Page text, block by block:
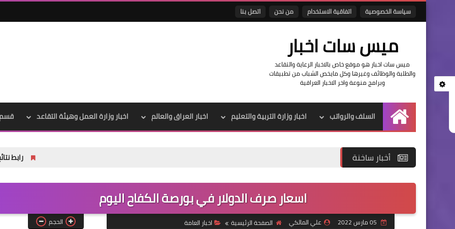
سياسة الخصوصية اتفاقية الاستخدام من نحن اتصل بنا
ميس سات اخبار
ميس سات اخبار هو موقع خاص بالاخبار الرعاية والتقاعد
والطلبة والوظائف وغيرها وكل مايخص الشباب من تطبيقات
وبرامج منوعة واخر الاخبار العراقية
الرئيسية
السلف والرواتب اخبار وزارة التربية والتعليم اخبار العراق والعالم اخبار وزارة العمل وهيئة التقاعد قسم
أخبار ساخنة رابط نتائج السادس الاعدادي 2026 الدور الاول في العراق |
اسعار صرف الدولار في بورصة الكفاح اليوم
علي المالكي الصفحة الرئيسية اخبار العامة الحجم